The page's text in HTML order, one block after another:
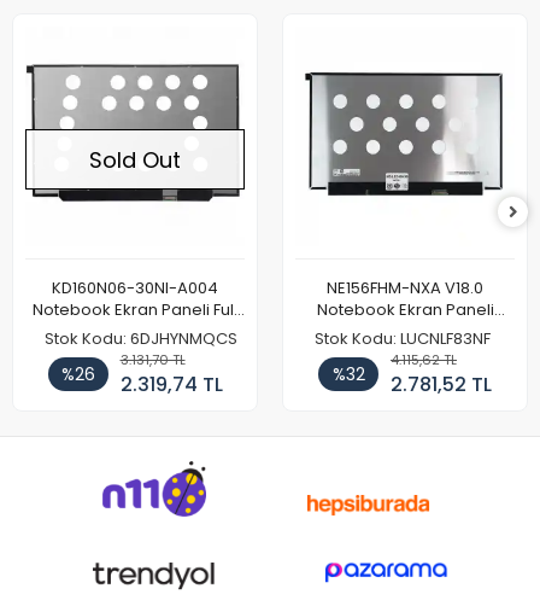
Sold Out
KD160N06-30NI-A004
Notebook Ekran Paneli Full
HD
Stok Kodu: 6DJHYNMQCS
%26
3.131,70 TL
2.319,74 TL
NE156FHM-NXA V18.0
Notebook Ekran Paneli
144Hz
Stok Kodu: LUCNLF83NF
%32
4.115,62 TL
2.781,52 TL